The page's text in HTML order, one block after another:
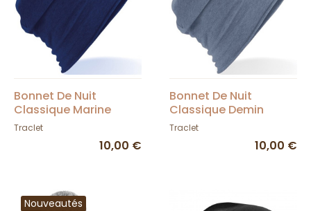
Bonnet De Nuit
Classique Marine
Traclet
10,00 €
Bonnet De Nuit
Classique Demin
Traclet
10,00 €
Nouveautés